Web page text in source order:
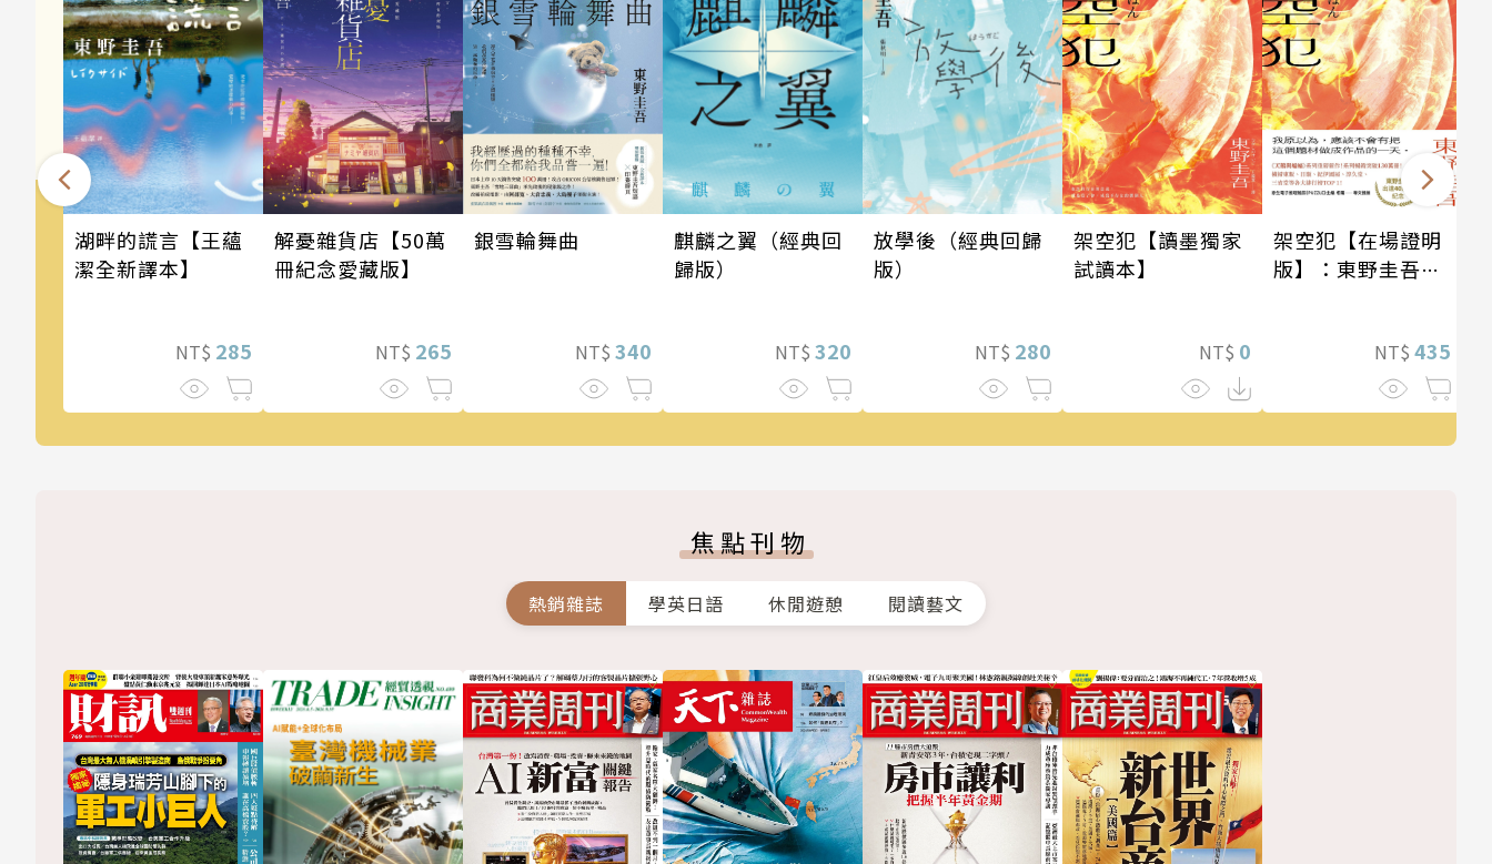
湖畔的謊言【王蘊
潔全新譯本】
NT$ 285
解憂雜貨店【50萬
冊紀念愛藏版】
NT$ 265
銀雪輪舞曲
NT$ 340
麒麟之翼（經典回
歸版）
NT$ 320
放學後（經典回歸
版）
NT$ 280
架空犯【讀墨獨家
試讀本】
NT$ 0
架空犯【在場證明
版】：東野圭吾出
列重磅新作！
NT$ 435
焦點刊物
熱銷雜誌 學英日語 休閒遊憩 閱讀藝文